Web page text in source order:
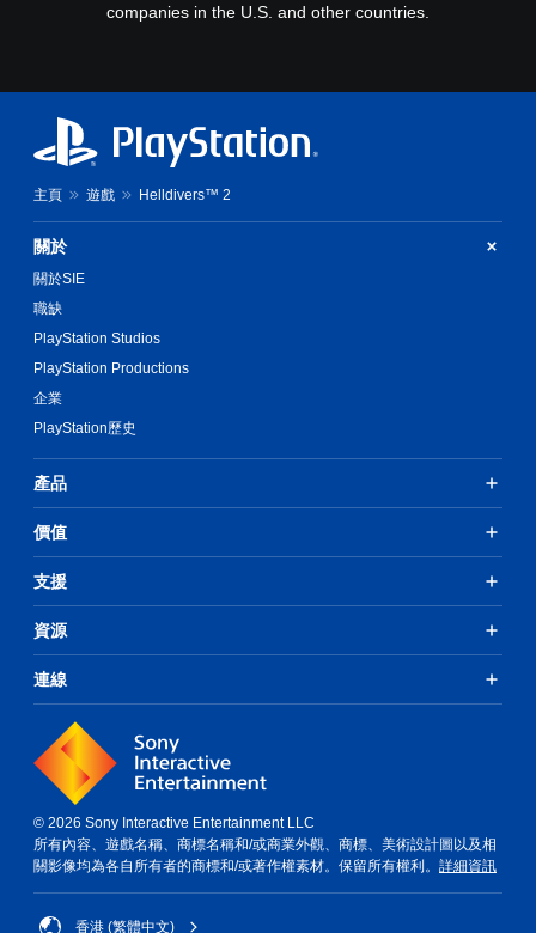
companies in the U.S. and other countries.
主頁 遊戲 Helldivers™ 2
關於
關於SIE
職缺
PlayStation Studios
PlayStation Productions
企業
PlayStation歷史
產品
價值
支援
資源
連線
© 2026 Sony Interactive Entertainment LLC
所有內容、遊戲名稱、商標名稱和/或商業外觀、商標、美術設計圖以及相
關影像均為各自所有者的商標和/或著作權素材。保留所有權利。 詳細資訊
香港 (繁體中文)